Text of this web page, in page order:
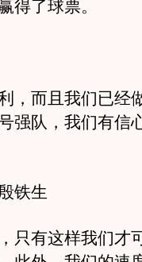
得了球票。
而且我们已经
强队，我们有信
铁生
有这样我们才